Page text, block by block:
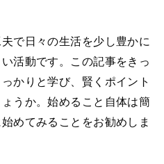
で日々の生活を少し豊かに
活動です。この記事をきっ
かりと学び、賢くポイント
うか。始めること自体は簡
めてみることをお勧めしま